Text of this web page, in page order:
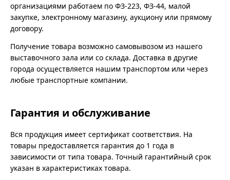
организациями работаем по ФЗ-223, ФЗ-44, малой
закупке, электронному магазину, аукциону или прямому
договору.
Получение товара возможно самовывозом из нашего
выставочного зала или со склада. Доставка в другие
города осуществляется нашим транспортом или через
любые транспортные компании.
Гарантия и обслуживание
Вся продукция имеет сертификат соответствия. На
товары предоставляется гарантия до 1 года в
зависимости от типа товара. Точный гарантийный срок
указан в характеристиках товара.